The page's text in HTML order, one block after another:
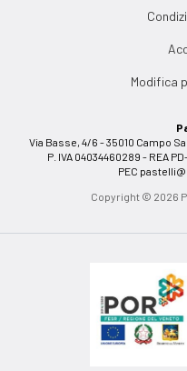
Modifica
Via Basse, 4/6 - 35010 Campo
P. IVA 04034460289 - REA
PEC
Copyright © 2026